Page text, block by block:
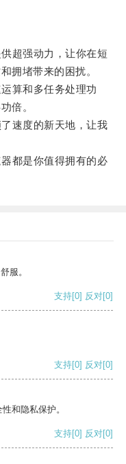
超强动力，让你在短
拥堵带来的困扰。
算和多任务处理功
倍。
速度的新天地，让我
都是你值得拥有的必
服。
支持[0] 反对[0]
支持[0] 反对[0]
和隐私保护。
支持[0] 反对[0]